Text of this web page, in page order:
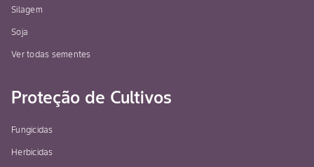
Silagem
Soja
Ver todas sementes
Proteção de Cultivos
Fungicidas
Herbicidas